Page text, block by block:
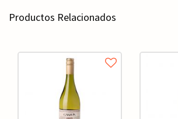
Productos Relacionados